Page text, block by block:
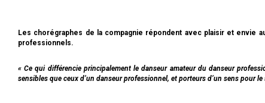
Les chorégraphes de la compagnie répondent avec plaisir et
professionnels.
« Ce qui différencie principalement le danseur amateur du danseur
sensibles que ceux d’un danseur professionnel, et porteurs d’un sens pour